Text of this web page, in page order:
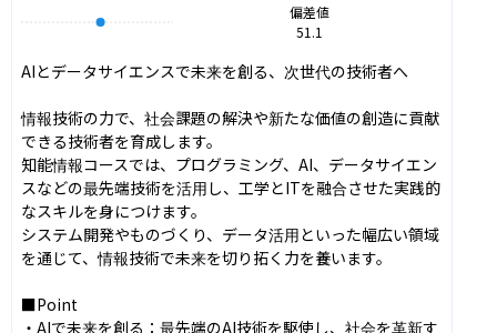
偏差値
51.1
AIとデータサイエンスで未来を創る、次世代の技術者へ
情報技術の力で、社会課題の解決や新たな価値の創造に貢献
できる技術者を育成します。
知能情報コースでは、プログラミング、AI、データサイエン
スなどの最先端技術を活用し、工学とITを融合させた実践的
なスキルを身につけます。
システム開発やものづくり、データ活用といった幅広い領域
を通じて、情報技術で未来を切り拓く力を養います。
■Point
・AIで未来を創る：最先端のAI技術を駆使し、社会を革新す